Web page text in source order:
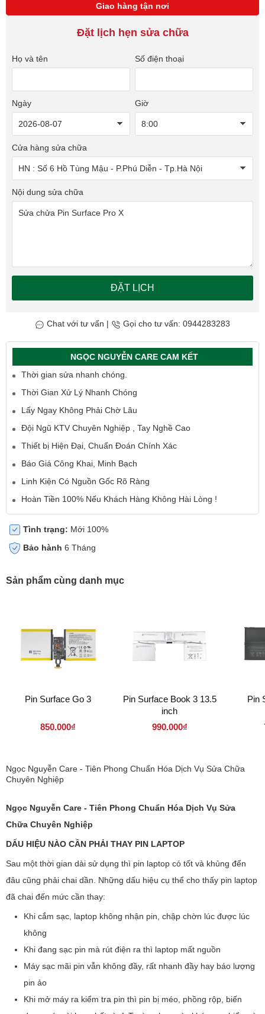
Giao hàng tận nơi
Đặt lịch hẹn sửa chữa
Họ và tên Số điện thoại
Ngày Giờ
Cửa hàng sửa chữa
Nội dung sửa chữa
ĐẶT LỊCH
Chat với tư vấn | Gọi cho tư vấn: 0944283283
NGỌC NGUYỄN CARE CAM KẾT
Thời gian sửa nhanh chóng.
Thời Gian Xử Lý Nhanh Chóng
Lấy Ngay Không Phải Chờ Lâu
Đội Ngũ KTV Chuyên Nghiệp , Tay Nghề Cao
Thiết bị Hiện Đại, Chuẩn Đoán Chính Xác
Báo Giá Công Khai, Minh Bạch
Linh Kiện Có Nguồn Gốc Rõ Ràng
Hoàn Tiền 100% Nếu Khách Hàng Không Hài Lòng !
Tình trạng: Mới 100%
Bảo hành 6 Tháng
Sản phẩm cùng danh mục
Pin Surface Go 3
850.000₫
Pin Surface Book 3 13.5
inch
990.000₫
Pin
Ngọc Nguyễn Care - Tiên Phong Chuẩn Hóa Dịch Vụ Sửa Chữa
Chuyên Nghiệp
Ngọc Nguyễn Care - Tiên Phong Chuẩn Hóa Dịch Vụ Sửa
Chữa Chuyên Nghiệp
DẤU HIỆU NÀO CẦN PHẢI THAY PIN LAPTOP
Sau một thời gian dài sử dụng thì pin laptop có tốt và khủng đến
đâu cũng phải chai dần. Những dấu hiệu cụ thể cho thấy pin laptop
đã chai đến mức cần thay:
Khi cắm sạc, laptop không nhận pin, chập chờn lúc được lúc
không
Khi đang sạc pin mà rút điện ra thì laptop mất nguồn
Máy sạc mãi pin vẫn không đầy, rất nhanh đầy hay báo lượng
pin ảo
Khi mở máy ra kiểm tra pin thì pin bị méo, phồng rộp, biến